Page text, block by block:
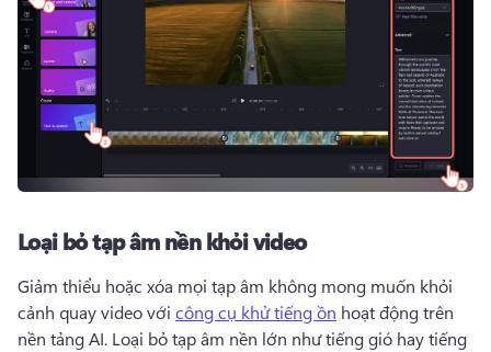
Loại bỏ tạp âm nền khỏi video
Giảm thiểu hoặc xóa mọi tạp âm không mong muốn khỏi
cảnh quay video với công cụ khử tiếng ồn hoạt động trên
nền tảng AI. Loại bỏ tạp âm nền lớn như tiếng gió hay tiếng